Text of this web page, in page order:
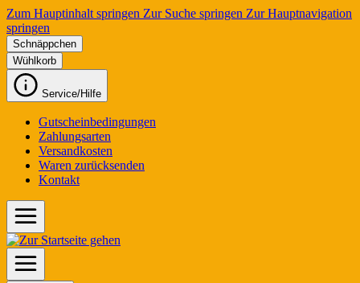
Zum Hauptinhalt springen Zur Suche springen Zur Hauptnavigation
springen
Schnäppchen
Wühlkorb
Service/Hilfe
Gutscheinbedingungen
Zahlungsarten
Versandkosten
Waren zurücksenden
Kontakt